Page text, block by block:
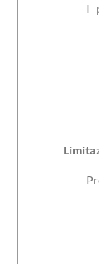
I prezzi dei Prodotti, da considerarsi
Press Up non sarà responsabile per